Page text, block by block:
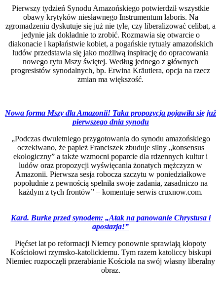
Pierwszy tydzień Synodu Amazońskiego potwierdził wszystkie
obawy krytyków niesławnego Instrumentum laboris. Na
zgromadzeniu dyskutuje się już nie tyle, czy liberalizować celibat, a
jedynie jak dokładnie to zrobić. Rozmawia się otwarcie o
diakonacie i kapłaństwie kobiet, a pogańskie rytuały amazońskich
ludów przedstawia się jako możliwą inspirację do opracowania
nowego rytu Mszy świętej. Według jednego z głównych
progresistów synodalnych, bp. Erwina Kräutlera, opcja na rzecz
zmian ma większość.
Nowa forma Mszy dla Amazonii! Taka propozycja pojawiła się już
pierwszego dnia synodu
„Podczas dwuletniego przygotowania do synodu amazońskiego
oczekiwano, że papież Franciszek zbuduje silny „konsensus
ekologiczny” a także wzmocni poparcie dla rdzennych kultur i
ludów oraz propozycji wyświęcania żonatych mężczyzn w
Amazonii. Pierwsza sesja robocza szczytu w poniedziałkowe
popołudnie z pewnością spełniła swoje zadania, zasadniczo na
każdym z tych frontów” – komentuje serwis cruxnow.com.
Kard. Burke przed synodem: „Atak na panowanie Chrystusa i
apostazja!”
Pięćset lat po reformacji Niemcy ponownie sprawiają kłopoty
Kościołowi rzymsko-katolickiemu. Tym razem katoliccy biskupi
Niemiec rozpoczęli przerabianie Kościoła na swój własny liberalny
obraz.